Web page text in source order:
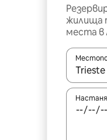
жилища
места в
Когато